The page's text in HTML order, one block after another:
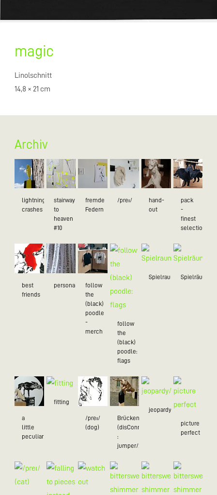
magic
Linolschnitt
14,8 × 21 cm
Archiv
lightning
crashes
stairway
to
heaven
#10
fremde
Federn
/preɪ/
hand-
out
pack
-
finest
selection
best
friends
personality
follow
the
(black)
poodle
-
merch
follow
the
(black)
poodle:
flags
Spielraum Spielräume
a
little
peculiar/25
fitting
/preɪ/
(dog)
Brückenschlag
(disConnected
:
jumper/24)
jeopardy/24
picture
perfect